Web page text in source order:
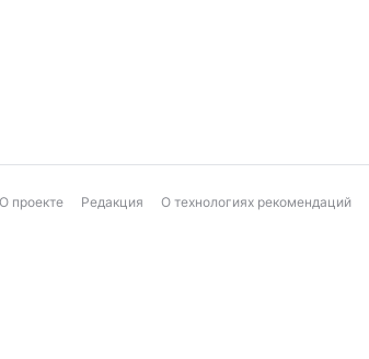
О проекте Редакция О технологиях рекомендаций